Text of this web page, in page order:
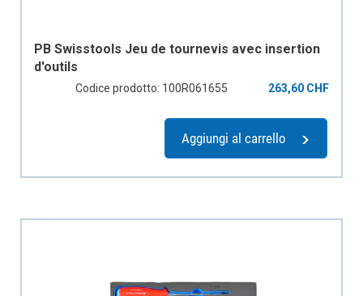
PB Swisstools Jeu de tournevis avec insertion
d'outils
Codice prodotto: 100R061655 263,60 CHF
Aggiungi al carrello